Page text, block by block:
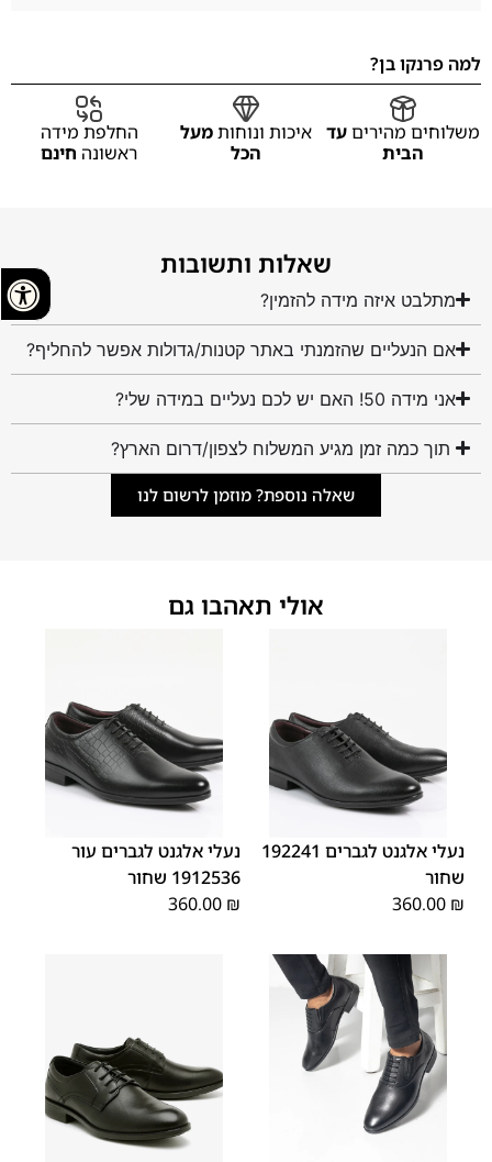
למה פרנקו בן?
משלוחים מהיריםעד
הבית
איכות ונוחותמעל
הכל
החלפת מידה
ראשונה חינם
שאלות ותשובות
מתלבט איזה מידה להזמין?
אם הנעליים שהזמנתי באתר קטנות/גדולות אפשר להחליף?
אני מידה 50! האם יש לכם נעליים במידה שלי?
תוך כמה זמן מגיע המשלוח לצפון/דרום הארץ?
שאלה נוספת? מוזמן לרשום לנו
אולי תאהבו גם
40
41
42
43
נעלי אלגנט לגברים 192241
שחור
360.00 ₪
40
41
42
נעלי אלגנט לגברים עור
1912536 שחור
360.00 ₪
41
42